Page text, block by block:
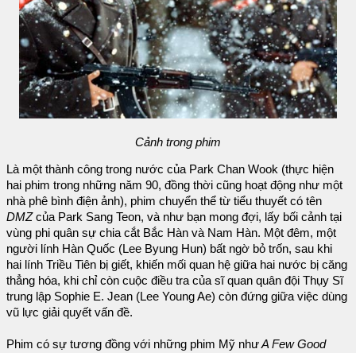
Cảnh trong phim
Là một thành công trong nước của Park Chan Wook (thực hiện
hai phim trong những năm 90, đồng thời cũng hoạt động như một
nhà phê bình điện ảnh), phim chuyển thể từ tiểu thuyết có tên
DMZcủa Park Sang Teon, và như bạn mong đợi, lấy bối cảnh tại
vùng phi quân sự chia cắt Bắc Hàn và Nam Hàn. Một đêm, một
người lính Hàn Quốc (Lee Byung Hun) bất ngờ bỏ trốn, sau khi
hai lính Triều Tiên bị giết, khiến mối quan hệ giữa hai nước bị căng
thẳng hóa, khi chỉ còn cuộc điều tra của sĩ quan quân đội Thụy Sĩ
trung lập Sophie E. Jean (Lee Young Ae) còn đứng giữa việc dùng
vũ lực giải quyết vấn đề.
Phim có sự tương đồng với những phim Mỹ nhưA Few Good